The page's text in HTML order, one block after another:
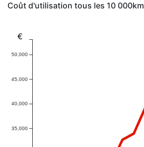
Coût d'utilisation tous les 10 000km
35,000
40,000
45,000
50,000
€